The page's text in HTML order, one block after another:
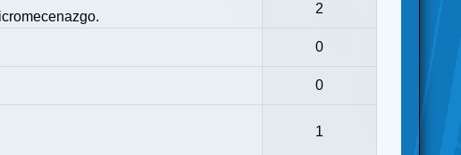
2
0
0
1